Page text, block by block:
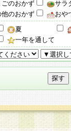
ごのおかず
サラ
他のおかず
おや
夏
一年を通して